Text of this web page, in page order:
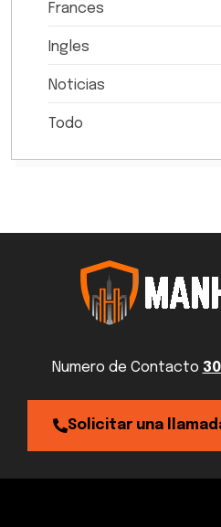
Frances
Ingles
Noticias
Todo
Numero de Contacto
Solicitar una